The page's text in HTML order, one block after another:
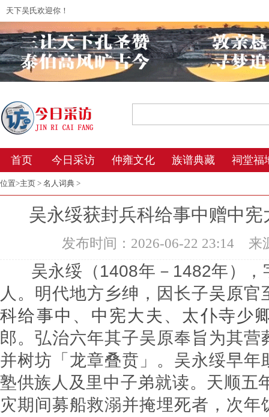
天下吴氏欢迎你！
2026年8月9日 5:14 星期日 农历丙午年(马)
首页 今日采访 仲雍文化 族谱典藏 祠堂福
位置>主页 > 名人词典 >
吴永绥获封兵科给事中赠中
发布时间：2026-06-22 23:14 来
吴永绥（1408年－1482年），
人。明代地方乡绅，因长子吴原官
科给事中 、 中宪大夫 、 太仆寺少
郎。弘治六年其子吴原奉旨为其营
并树坊「龙章叠贲」。吴永绥早年
塾供族人及里中子弟就读。天顺五
灾期间募船救溺并掩埋死者，次年